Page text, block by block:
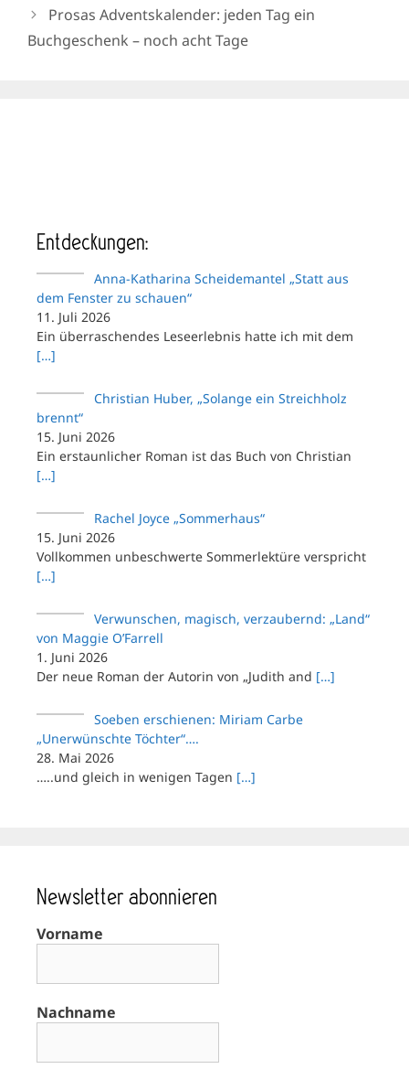
Prosas Adventskalender: jeden Tag ein
Buchgeschenk – noch acht Tage
Entdeckungen:
Anna-Katharina Scheidemantel „Statt aus
dem Fenster zu schauen“
11. Juli 2026
Ein überraschendes Leseerlebnis hatte ich mit dem
[…]
Christian Huber, „Solange ein Streichholz
brennt“
15. Juni 2026
Ein erstaunlicher Roman ist das Buch von Christian
[…]
Rachel Joyce „Sommerhaus“
15. Juni 2026
Vollkommen unbeschwerte Sommerlektüre verspricht
[…]
Verwunschen, magisch, verzaubernd: „Land“
von Maggie O’Farrell
1. Juni 2026
Der neue Roman der Autorin von „Judith and […]
Soeben erschienen: Miriam Carbe
„Unerwünschte Töchter“….
28. Mai 2026
…..und gleich in wenigen Tagen […]
Newsletter abonnieren
Vorname
Nachname